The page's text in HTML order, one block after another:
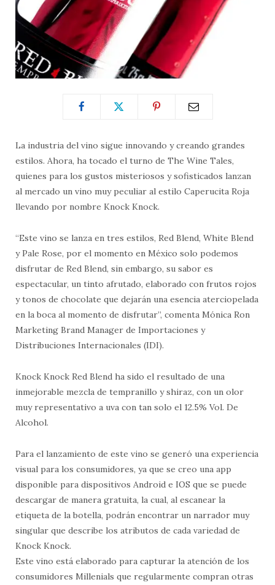
La industria del vino sigue innovando y creando grandes
estilos. Ahora, ha tocado el turno de The Wine Tales,
quienes para los gustos misteriosos y sofisticados lanzan
al mercado un vino muy peculiar al estilo Caperucita Roja
llevando por nombre Knock Knock.
“Este vino se lanza en tres estilos, Red Blend, White Blend
y Pale Rose, por el momento en México solo podemos
disfrutar de Red Blend, sin embargo, su sabor es
espectacular, un tinto afrutado, elaborado con frutos rojos
y tonos de chocolate que dejarán una esencia aterciopelada
en la boca al momento de disfrutar”, comenta Mónica Ron
Marketing Brand Manager de Importaciones y
Distribuciones Internacionales (IDI).
Knock Knock Red Blend ha sido el resultado de una
inmejorable mezcla de tempranillo y shiraz, con un olor
muy representativo a uva con tan solo el 12.5% Vol. De
Alcohol.
Para el lanzamiento de este vino se generó una experiencia
visual para los consumidores, ya que se creo una app
disponible para dispositivos Android e IOS que se puede
descargar de manera gratuita, la cual, al escanear la
etiqueta de la botella, podrán encontrar un narrador muy
singular que describe los atributos de cada variedad de
Knock Knock.
Este vino está elaborado para capturar la atención de los
consumidores Millenials que regularmente compran otras